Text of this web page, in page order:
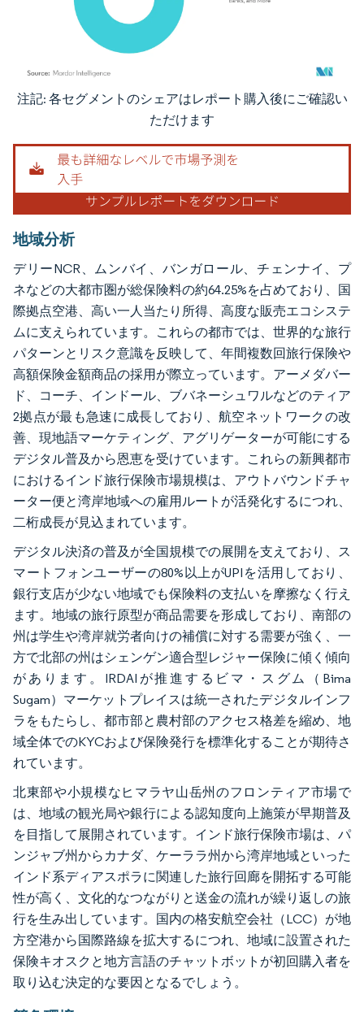
画像 © Mordor Intelligence。再利用にはCC BY 4.0の表示が必要です。
注記: 各セグメントのシェアはレポート購入後にご確認い
ただけます
地域分析
デリーNCR、ムンバイ、バンガロール、チェンナイ、プ
ネなどの大都市圏が総保険料の約64.25%を占めており、国
際拠点空港、高い一人当たり所得、高度な販売エコシステ
ムに支えられています。これらの都市では、世界的な旅行
パターンとリスク意識を反映して、年間複数回旅行保険や
高額保険金額商品の採用が際立っています。アーメダバー
ド、コーチ、インドール、ブバネーシュワルなどのティア
2拠点が最も急速に成長しており、航空ネットワークの改
善、現地語マーケティング、アグリゲーターが可能にする
デジタル普及から恩恵を受けています。これらの新興都市
におけるインド旅行保険市場規模は、アウトバウンドチャ
ーター便と湾岸地域への雇用ルートが活発化するにつれ、
二桁成長が見込まれています。
デジタル決済の普及が全国規模での展開を支えており、ス
マートフォンユーザーの80%以上がUPIを活用しており、
銀行支店が少ない地域でも保険料の支払いを摩擦なく行え
ます。地域の旅行原型が商品需要を形成しており、南部の
州は学生や湾岸就労者向けの補償に対する需要が強く、一
方で北部の州はシェンゲン適合型レジャー保険に傾く傾向
があります。IRDAIが推進するビマ・スグム（Bima
Sugam）マーケットプレイスは統一されたデジタルインフ
ラをもたらし、都市部と農村部のアクセス格差を縮め、地
域全体でのKYCおよび保険発行を標準化することが期待さ
れています。
北東部や小規模なヒマラヤ山岳州のフロンティア市場で
は、地域の観光局や銀行による認知度向上施策が早期普及
を目指して展開されています。インド旅行保険市場は、パ
ンジャブ州からカナダ、ケーララ州から湾岸地域といった
インド系ディアスポラに関連した旅行回廊を開拓する可能
性が高く、文化的なつながりと送金の流れが繰り返しの旅
行を生み出しています。国内の格安航空会社（LCC）が地
方空港から国際路線を拡大するにつれ、地域に設置された
保険キオスクと地方言語のチャットボットが初回購入者を
取り込む決定的な要因となるでしょう。